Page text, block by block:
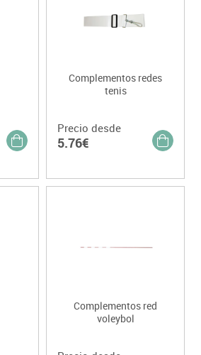
Complementos redes
tenis
Precio desde
5.76€
Complementos red
voleybol